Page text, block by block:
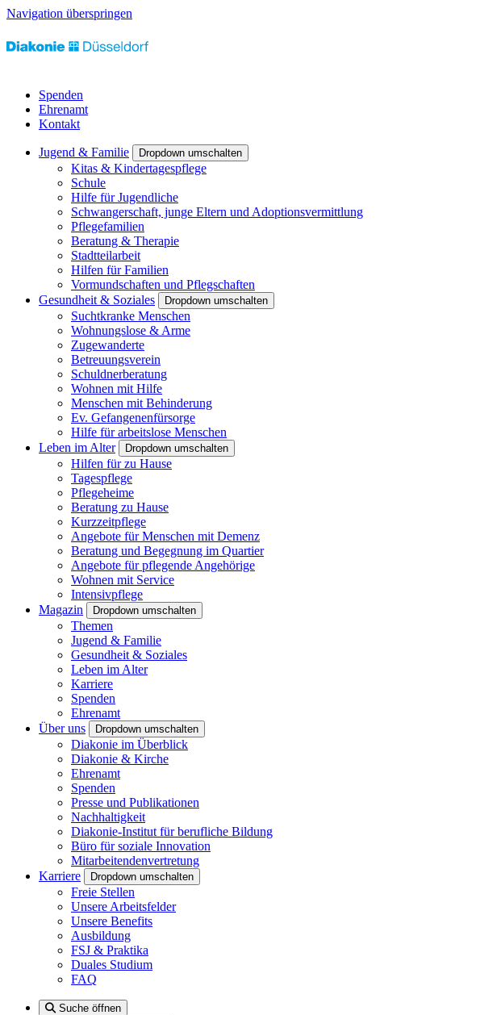
Navigation überspringen
Spenden
Ehrenamt
Kontakt
Jugend & Familie Dropdown umschalten
Kitas & Kindertagespflege
Schule
Hilfe für Jugendliche
Schwangerschaft, junge Eltern und Adoptionsvermittlung
Pflegefamilien
Beratung & Therapie
Stadtteilarbeit
Hilfen für Familien
Vormundschaften und Pflegschaften
Gesundheit & Soziales
Dropdown umschalten
Suchtkranke Menschen
Wohnungslose & Arme
Zugewanderte
Betreuungsverein
Schuldnerberatung
Wohnen mit Hilfe
Menschen mit Behinderung
Ev. Gefangenenfürsorge
Hilfe für arbeitslose Menschen
Leben im Alter
Dropdown umschalten
Hilfen für zu Hause
Tagespflege
Pflegeheime
Beratung zu Hause
Kurzzeitpflege
Angebote für Menschen mit Demenz
Beratung und Begegnung im Quartier
Angebote für pflegende Angehörige
Wohnen mit Service
Intensivpflege
Magazin
Dropdown umschalten
Themen
Jugend & Familie
Gesundheit & Soziales
Leben im Alter
Karriere
Spenden
Ehrenamt
Über uns
Dropdown umschalten
Diakonie im Überblick
Diakonie & Kirche
Ehrenamt
Spenden
Presse und Publikationen
Nachhaltigkeit
Diakonie-Institut für berufliche Bildung
Büro für soziale Innovation
Mitarbeitendenvertretung
Karriere
Dropdown umschalten
Freie Stellen
Unsere Arbeitsfelder
Unsere Benefits
Ausbildung
FSJ & Praktika
Duales Studium
FAQ
Suche öffnen